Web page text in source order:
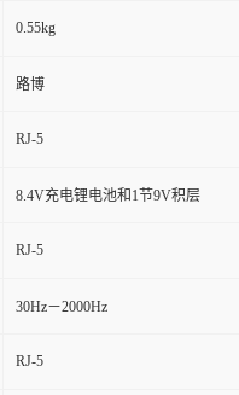
0.55kg
路博
RJ-5
8.4V充电锂电池和1节9V积层
RJ-5
30Hz－2000Hz
RJ-5